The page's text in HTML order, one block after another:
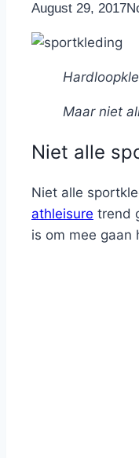
ByNicole
August 29, 2017
Maar niet
Niet alle
Niet alle
athleisure trend
is om mee gaan